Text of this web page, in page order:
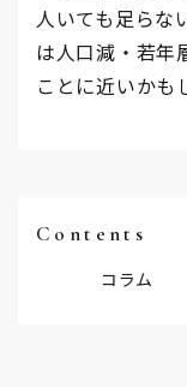
人いても足らな
は人口減・若年
ことに近いかも
Contents
コラム